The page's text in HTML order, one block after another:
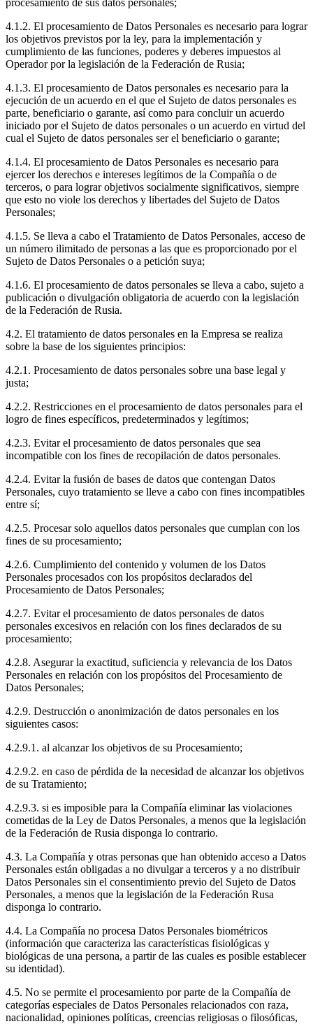
4.1.2. El procesamiento de Datos Personales es necesario para lograr
los objetivos previstos por la ley, para la implementación y
cumplimiento de las funciones, poderes y deberes impuestos al
Operador por la legislación de la Federación de Rusia;
4.1.3. El procesamiento de Datos personales es necesario para la
ejecución de un acuerdo en el que el Sujeto de datos personales es
parte, beneficiario o garante, así como para concluir un acuerdo
iniciado por el Sujeto de datos personales o un acuerdo en virtud del
cual el Sujeto de datos personales ser el beneficiario o garante;
4.1.4. El procesamiento de Datos Personales es necesario para
ejercer los derechos e intereses legítimos de la Compañía o de
terceros, o para lograr objetivos socialmente significativos, siempre
que esto no viole los derechos y libertades del Sujeto de Datos
Personales;
4.1.5. Se lleva a cabo el Tratamiento de Datos Personales, acceso de
un número ilimitado de personas a las que es proporcionado por el
Sujeto de Datos Personales o a petición suya;
4.1.6. El procesamiento de datos personales se lleva a cabo, sujeto a
publicación o divulgación obligatoria de acuerdo con la legislación
de la Federación de Rusia.
4.2. El tratamiento de datos personales en la Empresa se realiza
sobre la base de los siguientes principios:
4.2.1. Procesamiento de datos personales sobre una base legal y
justa;
4.2.2. Restricciones en el procesamiento de datos personales para el
logro de fines específicos, predeterminados y legítimos;
4.2.3. Evitar el procesamiento de datos personales que sea
incompatible con los fines de recopilación de datos personales.
4.2.4. Evitar la fusión de bases de datos que contengan Datos
Personales, cuyo tratamiento se lleve a cabo con fines incompatibles
entre sí;
4.2.5. Procesar solo aquellos datos personales que cumplan con los
fines de su procesamiento;
4.2.6. Cumplimiento del contenido y volumen de los Datos
Personales procesados con los propósitos declarados del
Procesamiento de Datos Personales;
4.2.7. Evitar el procesamiento de datos personales de datos
personales excesivos en relación con los fines declarados de su
procesamiento;
4.2.8. Asegurar la exactitud, suficiencia y relevancia de los Datos
Personales en relación con los propósitos del Procesamiento de
Datos Personales;
4.2.9. Destrucción o anonimización de datos personales en los
siguientes casos:
4.2.9.1. al alcanzar los objetivos de su Procesamiento;
4.2.9.2. en caso de pérdida de la necesidad de alcanzar los objetivos
de su Tratamiento;
4.2.9.3. si es imposible para la Compañía eliminar las violaciones
cometidas de la Ley de Datos Personales, a menos que la legislación
de la Federación de Rusia disponga lo contrario.
4.3. La Compañía y otras personas que han obtenido acceso a Datos
Personales están obligadas a no divulgar a terceros y a no distribuir
Datos Personales sin el consentimiento previo del Sujeto de Datos
Personales, a menos que la legislación de la Federación Rusa
disponga lo contrario.
4.4. La Compañía no procesa Datos Personales biométricos
(información que caracteriza las características fisiológicas y
biológicas de una persona, a partir de las cuales es posible establecer
su identidad).
4.5. No se permite el procesamiento por parte de la Compañía de
categorías especiales de Datos Personales relacionados con raza,
nacionalidad, opiniones políticas, creencias religiosas o filosóficas,